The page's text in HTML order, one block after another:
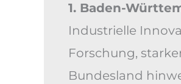
1. Baden-
Industrielle
Forschung,
Bundesland